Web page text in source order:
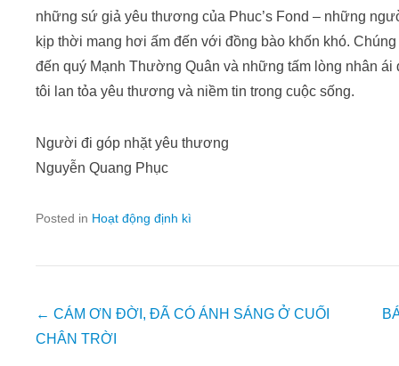
những sứ giả yêu thương của Phuc’s Fond – những
kịp thời mang hơi ấm đến với đồng bào khốn khó.
đến quý Mạnh Thường Quân và những tấm lòng nhân
tôi lan tỏa yêu thương và niềm tin trong cuộc sống.
Người đi góp nhặt yêu thương
Nguyễn Quang Phục
Posted in Hoạt động định kì
Post
navigation
← CÁM ƠN ĐỜI, ĐÃ CÓ ÁNH SÁNG Ở CUỐI
CHÂN TRỜI